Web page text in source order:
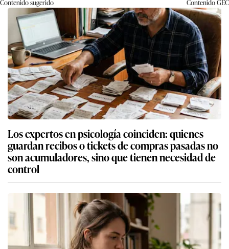
Contenido sugerido ContenidoGEC
Los expertos en psicología coinciden: quienes
guardan recibos o tickets de compras pasadas no
son acumuladores, sino que tienen necesidad de
control